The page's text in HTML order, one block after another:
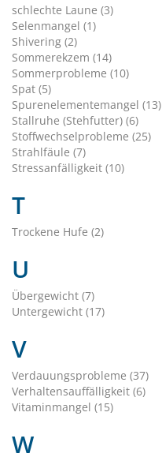
schlechte Laune (3)
Selenmangel (1)
Shivering (2)
Sommerekzem (14)
Sommerprobleme (10)
Spat (5)
Spurenelementemangel (13)
Stallruhe (Stehfutter) (6)
Stoffwechselprobleme (25)
Strahlfäule (7)
Stressanfälligkeit (10)
T
Trockene Hufe (2)
U
Übergewicht (7)
Untergewicht (17)
V
Verdauungsprobleme (37)
Verhaltensauffälligkeit (6)
Vitaminmangel (15)
W